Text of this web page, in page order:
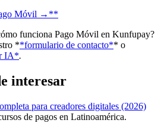
Móvil →**
funciona Pago Móvil en Kunfupay?
**formulario de contacto** o
IA*.
interesar
para creadores digitales (2026)
de pagos en Latinoamérica.